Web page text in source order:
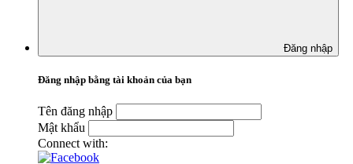
Đăng nhập
Đăng nhập bằng tài khoản của bạn
Tên đăng nhập
Mật khẩu
Connect with: